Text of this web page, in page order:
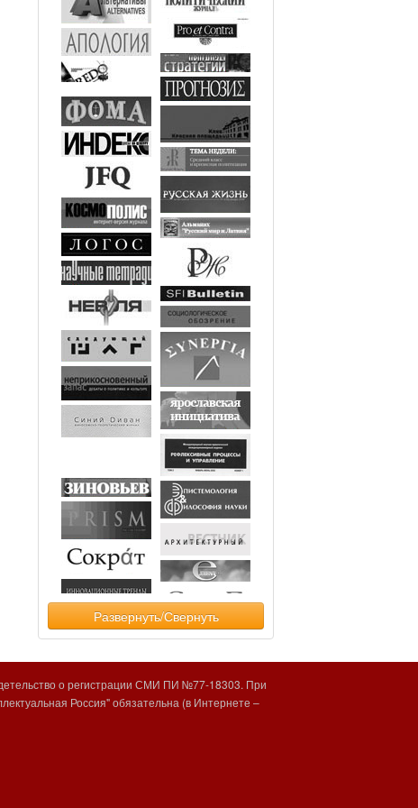
Развернуть/Свернуть
о регистрации СМИ ПИ №77-18303. При
Россия" обязательна (в Интернете –